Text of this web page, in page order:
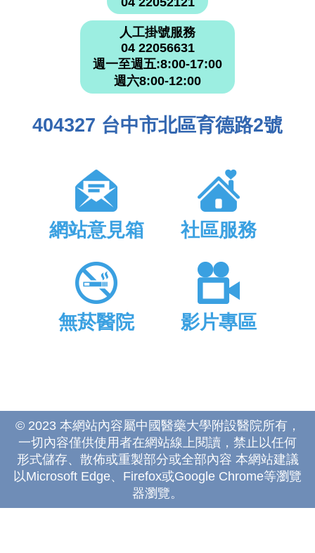
人工掛號服務
04 22056631
週一至週五:8:00-17:00
週六8:00-12:00
404327 台中市北區育德路2號
網站意見箱 社區服務
無菸醫院 影片專區
© 2023 本網站內容屬中國醫藥大學附設醫院所有，
一切內容僅供使用者在網站線上閱讀，禁止以任何
形式儲存、散佈或重製部分或全部內容 本網站建議
以Microsoft Edge、Firefox或Google Chrome等瀏覽
器瀏覽。